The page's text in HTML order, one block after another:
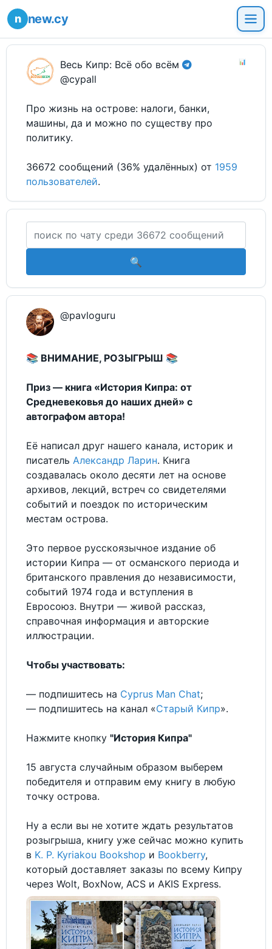
new.cy
📊
Весь Кипр: Всё обо всём
@cypall
Про жизнь на острове: налоги, банки,
машины, да и можно по существу про
политику.
36672 сообщений (36% удалённых) от 1959
пользователей.
🔍
@pavloguru
📚 ВНИМАНИЕ, РОЗЫГРЫШ 📚
Приз — книга «История Кипра: от
Средневековья до наших дней» с
автографом автора!
Её написал друг нашего канала, историк и
писатель Александр Ларин. Книга
создавалась около десяти лет на основе
архивов, лекций, встреч со свидетелями
событий и поездок по историческим
местам острова.
Это первое русскоязычное издание об
истории Кипра — от османского периода и
британского правления до независимости,
событий 1974 года и вступления в
Евросоюз. Внутри — живой рассказ,
справочная информация и авторские
иллюстрации.
Чтобы участвовать:
— подпишитесь на Cyprus Man Chat;
— подпишитесь на канал «Старый Кипр».
Нажмите кнопку "История Кипра"
15 августа случайным образом выберем
победителя и отправим ему книгу в любую
точку острова.
Ну а если вы не хотите ждать результатов
розыгрыша, книгу уже сейчас можно купить
в K. P. Kyriakou Bookshop и Bookberry,
который доставляет заказы по всему Кипру
через Wolt, BoxNow, ACS и AKIS Express.